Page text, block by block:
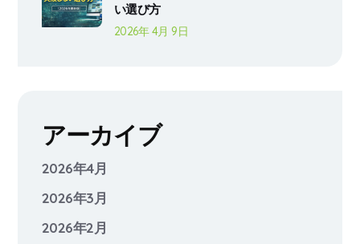
い選び方
2026年 4月 9日
アーカイブ
2026年4月
2026年3月
2026年2月